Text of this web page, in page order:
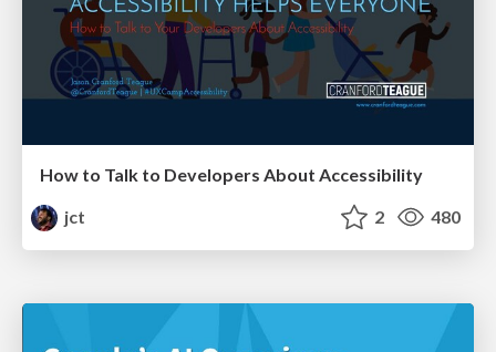
How to Talk to Developers About Accessibility
jct
2 480